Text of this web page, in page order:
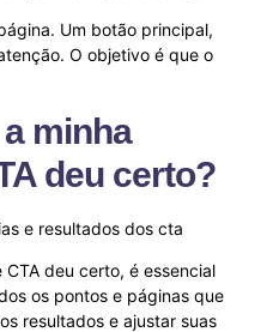
Um botão principal,
O objetivo é que o
minha
deu certo?
deu certo, é essencial
os pontos e páginas que
resultados e ajustar suas